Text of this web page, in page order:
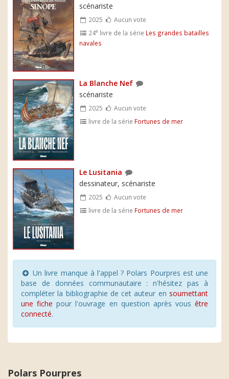
scénariste
2025
Aucun vote
24e livre de la série Les grandes batailles
navales
La Blanche Nef
scénariste
2025
Aucun vote
livre de la série Fortunes de mer
Le Lusitania
dessinateur, scénariste
2025
Aucun vote
livre de la série Fortunes de mer
Un livre manque à l'appel ? Polars Pourpres est une
base de données communautaire : n'hésitez pas à
compléter la bibliographie de cet auteur en soumettant
une fiche pour l'ouvrage en question après vous être
connecté.
Polars Pourpres